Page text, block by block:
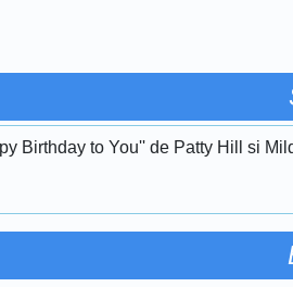
Birthday to You'' de Patty Hill si